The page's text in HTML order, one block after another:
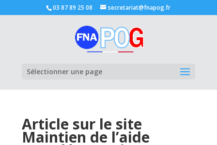
03 87 89 25 08 secretariat@fnapog.fr
Sélectionner une page
Article sur le site
Maintien de l’aide